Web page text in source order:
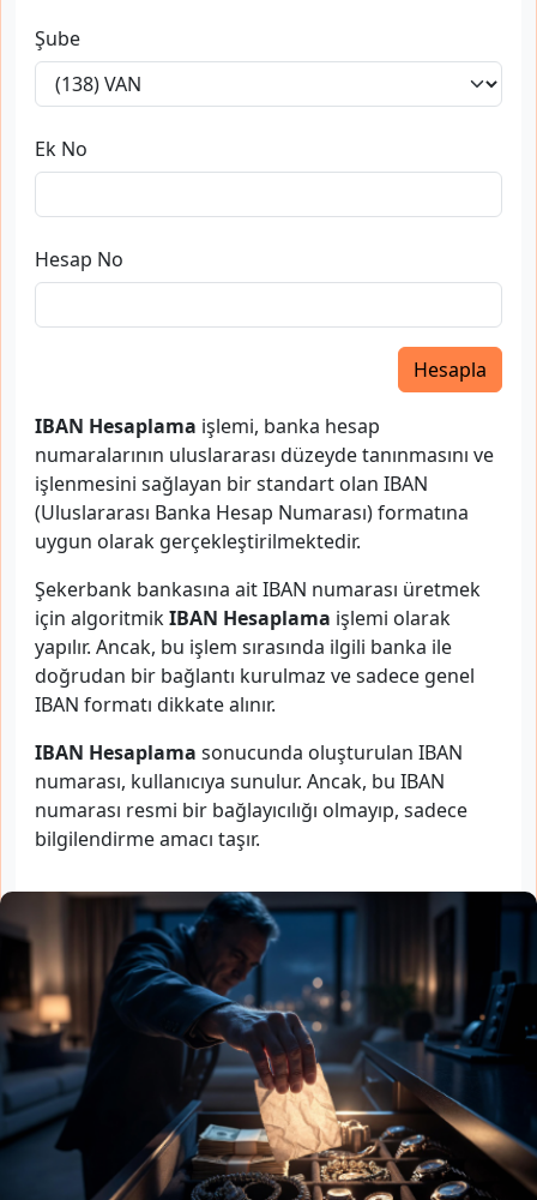
Şube
Ek No
Hesap No
Hesapla
IBAN Hesaplama işlemi, banka hesap
numaralarının uluslararası düzeyde tanınmasını ve
işlenmesini sağlayan bir standart olan IBAN
(Uluslararası Banka Hesap Numarası) formatına
uygun olarak gerçekleştirilmektedir.
Şekerbank bankasına ait IBAN numarası üretmek
için algoritmikIBAN Hesaplama işlemi olarak
yapılır. Ancak, bu işlem sırasında ilgili banka ile
doğrudan bir bağlantı kurulmaz ve sadece genel
IBAN formatı dikkate alınır.
IBAN Hesaplama sonucunda oluşturulan IBAN
numarası, kullanıcıya sunulur. Ancak, bu IBAN
numarası resmi bir bağlayıcılığı olmayıp, sadece
bilgilendirme amacı taşır.